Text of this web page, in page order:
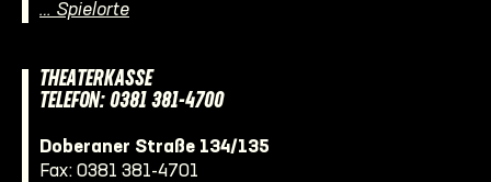
… Spielorte
THEATERKASSE
TELEFON: 0381 381-4700
Doberaner Straße 134/135
Fax: 0381 381-4701